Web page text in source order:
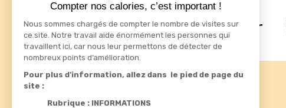
drafts S'inscrire à la newsletter
Compter nos calories, c’est important !
Nous sommes chargés de compter le nombre de visites sur
ce site. Notre travail aide énormément les personnes qui
travaillent ici, car nous leur permettons de détecter de
nombreux points d’amélioration.
Pour plus d'information, allez dans le pied de page du
site :
Rubrique : INFORMATIONS